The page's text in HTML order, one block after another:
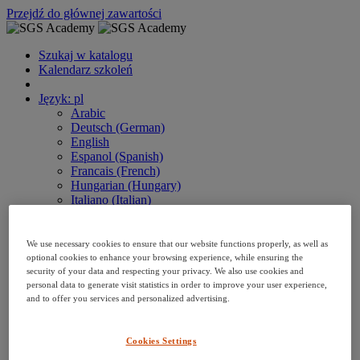
Przejdź do głównej zawartości
Szukaj w katalogu
Kalendarz szkoleń
Język: pl
Arabic
Deutsch (German)
English
Espanol (Spanish)
Francais (French)
Hungarian (Hungary)
Italiano (Italian)
Nederlands
Polski (Polish)
Português (Brazilian)
Português
Русский (Russian)
Việt (Vietnamese)
繁體 Chinese (Traditional)
We use necessary cookies to ensure that our website functions properly, as well as
optional cookies to enhance your browsing experience, while ensuring the
security of your data and respecting your privacy. We also use cookies and
personal data to generate visit statistics in order to improve your user experience,
and to offer you services and personalized advertising.
Cookies Settings